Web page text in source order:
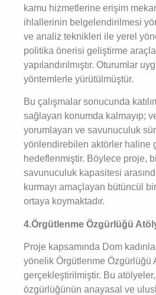
kamu hizmetlerine erişim
ihlallerinin belgelendirilmesi
ve analiz teknikleri ile yerel
politika önerisi geliştirme
yapılandırılmıştır. Oturumlar
yöntemlerle yürütülmüştür.
Bu çalışmalar sonucunda
sağlayan konumda kalmayıp;
yorumlayan ve savunuculuk
yönlendirebilen aktörler haline
hedeflenmiştir. Böylece proje,
savunuculuk kapasitesi
kurmayı amaçlayan bütüncül
ortaya koymaktadır.
4.Örgütlenme Özgürlüğü
Proje kapsamında Dom
yönelik Örgütlenme Özgürlüğü
gerçekleştirilmiştir. Bu
özgürlüğünün anayasal ve